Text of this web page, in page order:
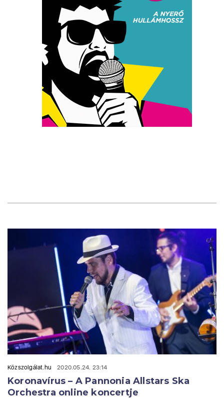
Közszolgálat.hu 2020.05.24. 23:14
Koronavírus – A Pannonia Allstars Ska
Orchestra online koncertje